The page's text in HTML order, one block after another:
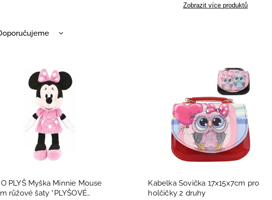
Zobrazit více produktů
Nejprodávanější
PLYŠ Myška Minnie Mouse
růžové šaty *PLYŠOVÉ
Kabelka Sovička 17x15x7cm pro
holčičky 2 druhy